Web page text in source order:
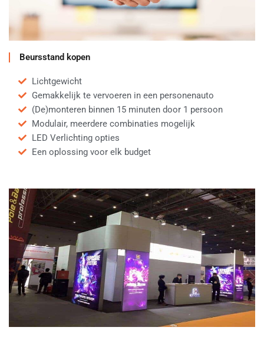
Beursstand kopen
Lichtgewicht
Gemakkelijk te vervoeren in een personenauto
(De)monteren binnen 15 minuten door 1 persoon
Modulair, meerdere combinaties mogelijk
LED Verlichting opties
Een oplossing voor elk budget